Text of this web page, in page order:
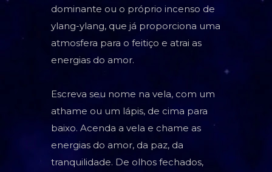
dominante ou o próprio incenso de
ylang-ylang, que já proporciona uma
atmosfera para o feitiço e atrai as
energias do amor.
Escreva seu nome na vela, com um
athame ou um lápis, de cima para
baixo. Acenda a vela e chame as
energias do amor, da paz, da
tranquilidade. De olhos fechados,